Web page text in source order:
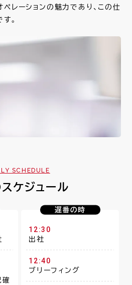
ペレーションの魅力であり、この仕
。
SCHEDULE
ケジュール
確
遅番の時
12:30
出社
12:40
ブリーフィング